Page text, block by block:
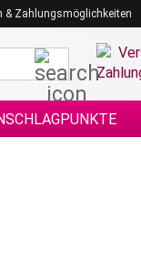
& Zahlungsmöglichkeiten
Suche...